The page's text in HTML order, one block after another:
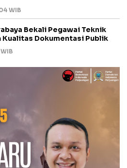
WIB
Bekali Pegawai Teknik
Dokumentasi Publik